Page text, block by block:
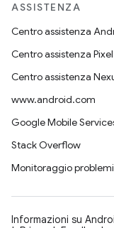
ASSISTENZA
Centro assistenza
Centro assistenza Pixel
Centro assistenza
www.android.com
Google Mobile
Stack Overflow
Monitoraggio problemi
Informazioni su